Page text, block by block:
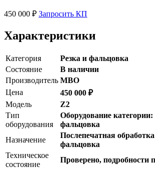
450 000 ₽ Запросить КП
Характеристики
Категория
Резка и фальцовка
Состояние
В наличии
Производитель MBO
Цена
450 000 ₽
Модель
Z2
Тип
оборудования
Оборудование категории:
фальцовка
Назначение
Послепечатная
фальцовка
Техническое
состояние
Проверено, подробности